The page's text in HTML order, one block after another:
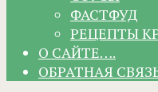
ФАСТФУД
РЕЦЕПТЫ
О САЙТЕ….
ОБРАТНАЯ